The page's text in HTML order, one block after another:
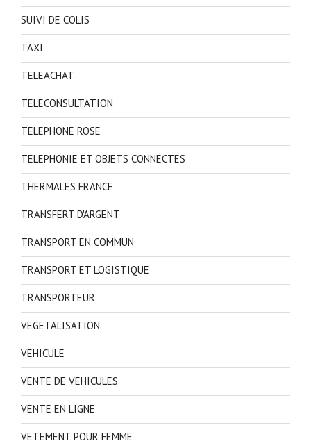
SUIVI DE COLIS
TAXI
TELEACHAT
TELECONSULTATION
TELEPHONE ROSE
TELEPHONIE ET OBJETS CONNECTES
THERMALES FRANCE
TRANSFERT D'ARGENT
TRANSPORT EN COMMUN
TRANSPORT ET LOGISTIQUE
TRANSPORTEUR
VEGETALISATION
VEHICULE
VENTE DE VEHICULES
VENTE EN LIGNE
VETEMENT POUR FEMME